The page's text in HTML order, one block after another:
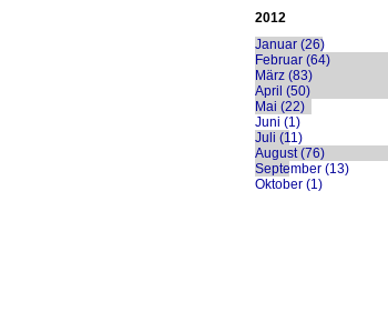
2012
Januar (26)
Februar (64)
März (83)
April (50)
Mai (22)
Juni (1)
Juli (11)
August (76)
September (13)
Oktober (1)